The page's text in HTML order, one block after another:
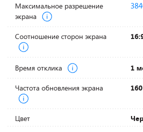
Максимальное разрешение
экрана
Соотношение сторон экрана
Время отклика 1
Частота обновления экрана
Цвет